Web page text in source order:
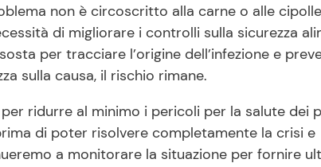
non è circoscritto alla carne o alle
di migliorare i controlli sulla sicurezza
per tracciare l’origine dell’infezione e
sulla causa, il rischio rimane.
ridurre al minimo i pericoli per la salute dei
di poter risolvere completamente la crisi e
a monitorare la situazione per fornire